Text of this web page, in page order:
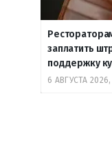
заплатить
поддержку
6 АВГУСТА 2026,